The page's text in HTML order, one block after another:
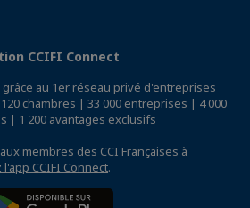
CCIFI Connect
au 1er réseau privé d'entreprises
chambres | 33 000 entreprises | 4 000
| 1 200 avantages exclusifs
membres des CCI Françaises à
CCIFI Connect.